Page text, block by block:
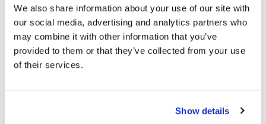
We also share information about your use of our site with
our social media, advertising and analytics partners who
may combine it with other information that you’ve
provided to them or that they’ve collected from your use
of their services.
Show details
BENZER ÜRÜNLER